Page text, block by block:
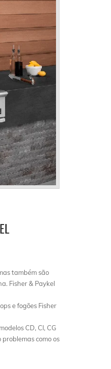
também são
Fisher & Paykel
e fogões Fisher
CD, CI, CG
como os